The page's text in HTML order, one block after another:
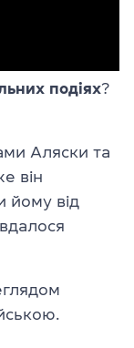
подіях?
Аляски та
він
йому від